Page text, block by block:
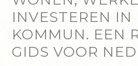
INVESTEREN IN
KOMMUN. EEN
GIDS VOOR